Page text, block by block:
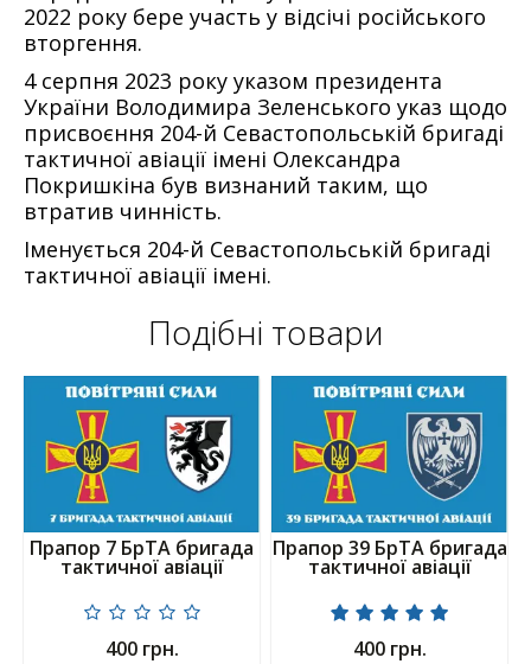
2022 року бере участь у відсічі російського
вторгення.
4 серпня 2023 року указом президента
України Володимира Зеленського указ щодо
присвоєння 204-й Севастопольській бригаді
тактичної авіації імені Олександра
Покришкіна був визнаний таким, що
втратив чинність.
Іменується 204-й Севастопольській бригаді
тактичної авіації імені.
Подібні товари
Прапор 7 БрТА бригада
тактичної авіації
400 грн.
Прапор 39 БрТА бригада
тактичної авіації
400 грн.